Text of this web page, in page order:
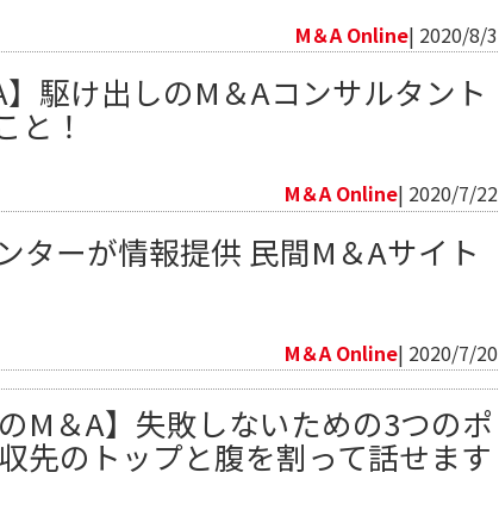
M＆A Online| 2020/8/3
】駆け出しのM＆Aコンサルタント
と！
M＆A Online| 2020/7/22
ターが情報提供 民間M＆Aサイト
M＆A Online| 2020/7/20
のM＆A】失敗しないための3つのポ
先のトップと腹を割って話せます